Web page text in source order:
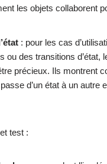
les objets collaborent
: pour les cas
ou des transitions d’état,
précieux. Ils montrent
d’un état à un autre
test :